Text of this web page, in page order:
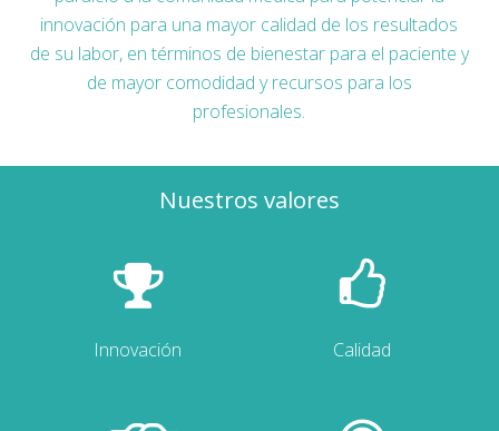
innovación para una mayor calidad de los resultados
de su labor, en términos de bienestar para el paciente y
de mayor comodidad y recursos para los
profesionales.
Nuestros valores
Innovación Calidad